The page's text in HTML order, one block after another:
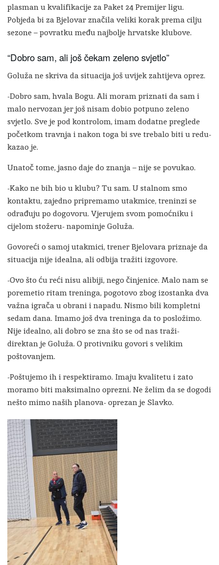
plasman u kvalifikacije za Paket 24 Premijer ligu.
Pobjeda bi za Bjelovar značila veliki korak prema cilju
sezone – povratku među najbolje hrvatske klubove.
“Dobro sam, ali još čekam zeleno svjetlo”
Goluža ne skriva da situacija još uvijek zahtijeva oprez.
-Dobro sam, hvala Bogu. Ali moram priznati da sam i
malo nervozan jer još nisam dobio potpuno zeleno
svjetlo. Sve je pod kontrolom, imam dodatne preglede
početkom travnja i nakon toga bi sve trebalo biti u redu-
kazao je.
Unatoč tome, jasno daje do znanja – nije se povukao.
-Kako ne bih bio u klubu? Tu sam. U stalnom smo
kontaktu, zajedno pripremamo utakmice, treninzi se
odrađuju po dogovoru. Vjerujem svom pomoćniku i
cijelom stožeru- napominje Goluža.
Govoreći o samoj utakmici, trener Bjelovara priznaje da
situacija nije idealna, ali odbija tražiti izgovore.
-Ovo što ću reći nisu alibiji, nego činjenice. Malo nam se
poremetio ritam treninga, pogotovo zbog izostanka dva
važna igrača u obrani i napadu. Nismo bili kompletni
sedam dana. Imamo još dva treninga da to posložimo.
Nije idealno, ali dobro se zna što se od nas traži-
direktan je Goluža. O protivniku govori s velikim
poštovanjem.
-Poštujemo ih i respektiramo. Imaju kvalitetu i zato
moramo biti maksimalno oprezni. Ne želim da se dogodi
nešto mimo naših planova- oprezan je Slavko.